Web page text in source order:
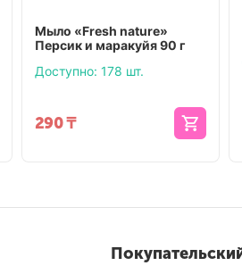
Мыло «Fresh nature»
Персик и маракуйя 90 г
Доступно: 178 шт.
290₸